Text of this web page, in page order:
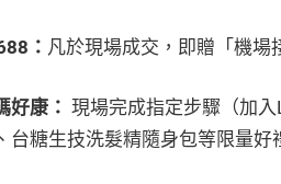
： 凡於現場成交，即贈「機場
好康： 現場完成指定步驟（加
台糖生技洗髮精隨身包等限量好